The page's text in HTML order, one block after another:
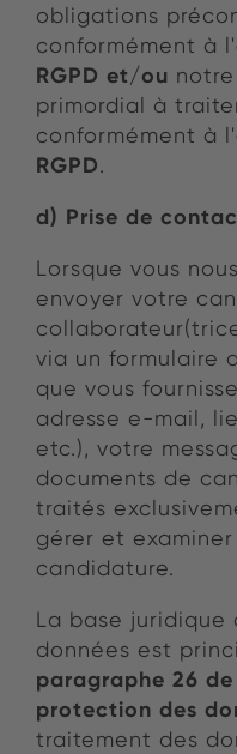
obligations
conformément à l'
RGPD et/ou
primordial à
conformément à l'
RGPD.
d) Prise de
Lorsque vous
envoyer votre
via un formulaire
que vous
adresse e-mail,
etc.), votre
documents de
traités
gérer et
candidature.
La base
données est
paragraphe 26
protection des
traitement des